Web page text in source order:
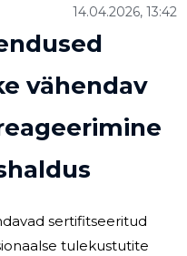
vähendav
14.04.2026, 13:42
tulekustutite